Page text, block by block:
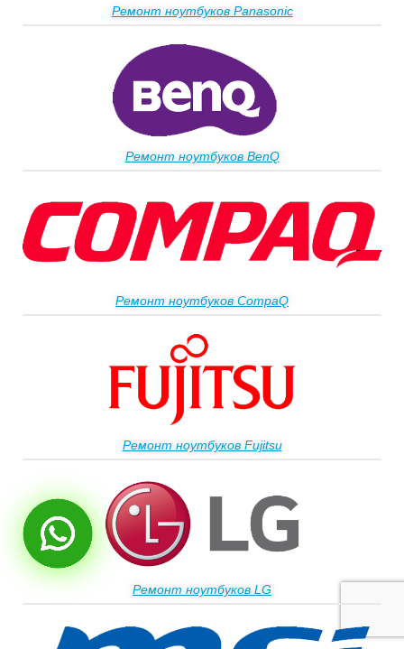
Ремонт ноутбуков Panasonic
Ремонт ноутбуков BenQ
Ремонт ноутбуков CompaQ
Ремонт ноутбуков Fujitsu
Ремонт ноутбуков LG